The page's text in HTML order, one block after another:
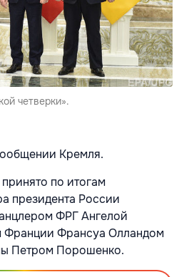
четверки».
Кремля.
по итогам
президента России
ФРГ Ангелой
Франции Франсуа Олландом
Петром Порошенко.